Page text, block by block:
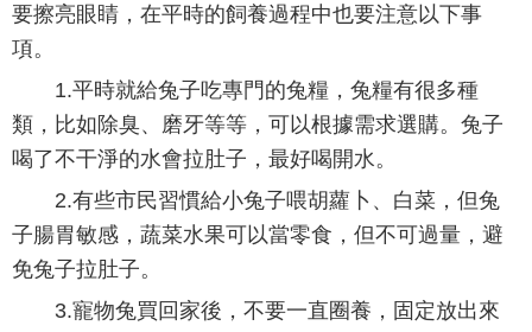
要擦亮眼睛，在平時的飼養過程中也要注意以下事
項。
1.平時就給兔子吃專門的兔糧，兔糧有很多種
類，比如除臭、磨牙等等，可以根據需求選購。兔子
喝了不干淨的水會拉肚子，最好喝開水。
2.有些市民習慣給小兔子喂胡蘿卜、白菜，但兔
子腸胃敏感，蔬菜水果可以當零食，但不可過量，避
免兔子拉肚子。
3.寵物兔買回家後，不要一直圈養，固定放出來